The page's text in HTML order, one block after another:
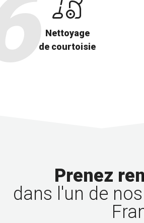
Nettoyage
de courtoisie
Prenez
dans l'un de